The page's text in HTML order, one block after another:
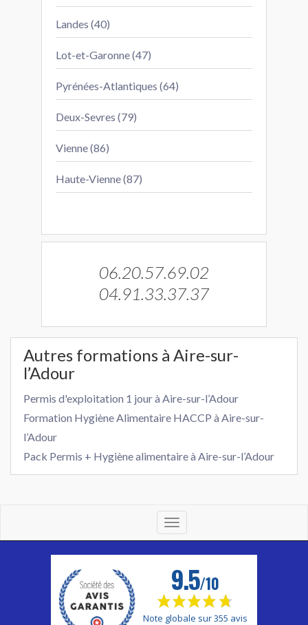
Landes (40)
Lot-et-Garonne (47)
Pyrénées-Atlantiques (64)
Deux-Sevres (79)
Vienne (86)
Haute-Vienne (87)
06.20.57.69.02
04.91.33.37.37
Autres formations à Aire-sur-
l’Adour
Permis d'exploitation 1 jour à Aire-sur-l’Adour
Formation Hygiène Alimentaire HACCP à Aire-sur-
l’Adour
Pack Permis + Hygiène alimentaire à Aire-sur-l’Adour
Toggle
navigation